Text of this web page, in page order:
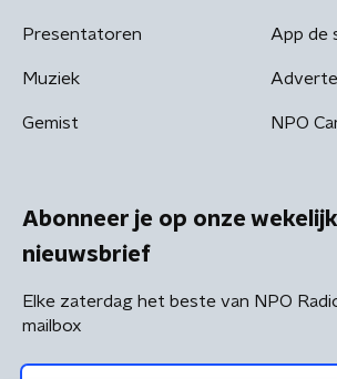
Presentatoren
Muziek
Gemist
App de
NPO
Abonneer je op onze
nieuwsbrief
Elke zaterdag het beste van NPO
mailbox